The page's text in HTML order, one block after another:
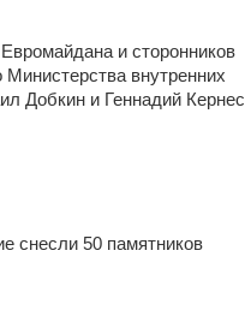
и сторонников
внутренних
Добкин и Геннадий Кернес
снесли 50 памятников